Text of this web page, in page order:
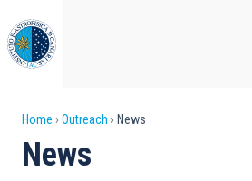
to
main
content
Breadcrumb
Home Outreach News
News